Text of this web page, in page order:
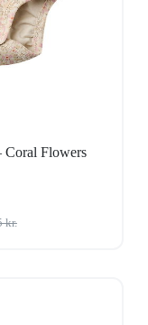
Coral Flowers
kr.